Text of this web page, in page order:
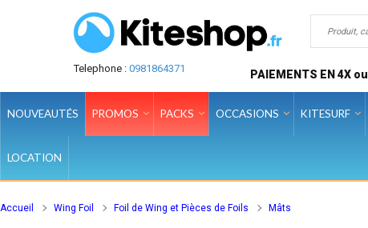
Telephone : 0981864371 PAIEMENTS EN 4X
NOUVEAUTÉS PROMOS PACKS OCCASIONS KITESURF
LOCATION
Accueil Wing Foil Foil de Wing et Pièces de Foils Mâts